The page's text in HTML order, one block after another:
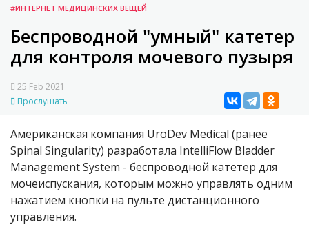
#ИНТЕРНЕТ МЕДИЦИНСКИХ ВЕЩЕЙ
Беспроводной "умный" катетер
для контроля мочевого пузыря
25 Feb 2021
Прослушать
Американская компания UroDev Medical (ранее
Spinal Singularity) разработала IntelliFlow Bladder
Management System - беспроводной катетер для
мочеиспускания, которым можно управлять одним
нажатием кнопки на пульте дистанционного
управления.